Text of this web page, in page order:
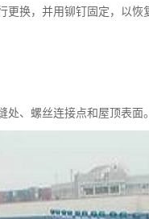
更换，并用铆钉固定，以恢
处、螺丝连接点和屋顶表面